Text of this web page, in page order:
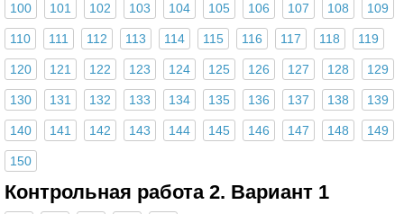
100 101 102 103 104 105 106 107 108 109
110 111 112 113 114 115 116 117 118 119
120 121 122 123 124 125 126 127 128 129
130 131 132 133 134 135 136 137 138 139
140 141 142 143 144 145 146 147 148 149
150
Контрольная работа 2. Вариант 1